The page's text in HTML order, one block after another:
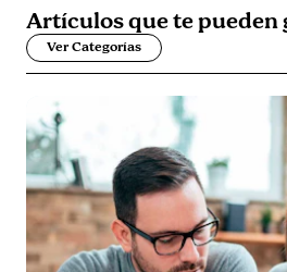
Artículos quete pueden
Ver Categorías